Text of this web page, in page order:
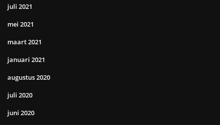
juli 2021
mei 2021
maart 2021
januari 2021
augustus 2020
juli 2020
juni 2020